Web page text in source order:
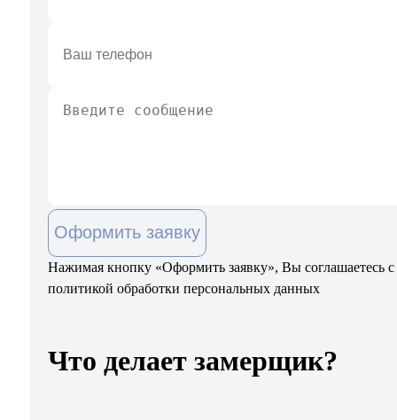
Оформить заявку
Нажимая кнопку «Оформить заявку», Вы соглашаетесь с
политикой обработки персональных данных
Что делает замерщик?